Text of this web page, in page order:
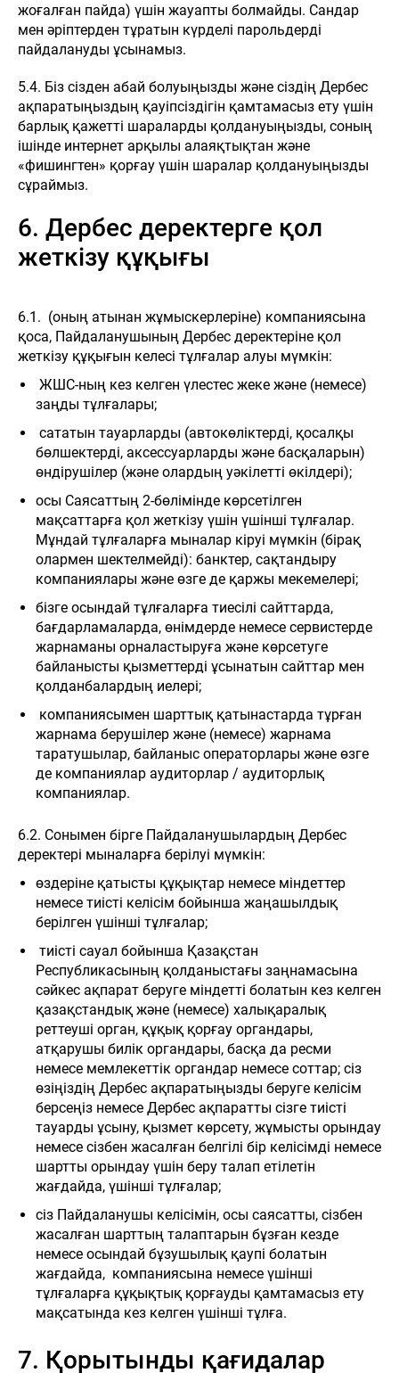
жоғалған пайда) үшін жауапты болмайды. Сандар
мен әріптерден тұратын күрделі парольдерді
пайдалануды ұсынамыз.
5.4. Біз сізден абай болуыңызды және сіздің Дербес
ақпаратыңыздың қауіпсіздігін қамтамасыз ету үшін
барлық қажетті шараларды қолдануыңызды, соның
ішінде интернет арқылы алаяқтықтан және
«фишингтен» қорғау үшін шаралар қолдануыңызды
сұраймыз.
6. Дербес деректерге қол
жеткізу құқығы
6.1. (оның атынан жұмыскерлеріне) компаниясына
қоса, Пайдаланушының Дербес деректеріне қол
жеткізу құқығын келесі тұлғалар алуы мүмкін:
ЖШС-ның кез келген үлестес жеке және (немесе)
заңды тұлғалары;
сататын тауарларды (автокөліктерді, қосалқы
бөлшектерді, аксессуарларды және басқаларын)
өндірушілер (және олардың уәкілетті өкілдері);
осы Саясаттың 2-бөлімінде көрсетілген
мақсаттарға қол жеткізу үшін үшінші тұлғалар.
Мұндай тұлғаларға мыналар кіруі мүмкін (бірақ
олармен шектелмейді): банктер, сақтандыру
компаниялары және өзге де қаржы мекемелері;
бізге осындай тұлғаларға тиесілі сайттарда,
бағдарламаларда, өнімдерде немесе сервистерде
жарнаманы орналастыруға және көрсетуге
байланысты қызметтерді ұсынатын сайттар мен
қолданбалардың иелері;
компаниясымен шарттық қатынастарда тұрған
жарнама берушілер және (немесе) жарнама
таратушылар, байланыс операторлары және өзге
де компаниялар аудиторлар / аудиторлық
компаниялар.
6.2. Сонымен бірге Пайдаланушылардың Дербес
деректері мыналарға берілуі мүмкін:
өздеріне қатысты құқықтар немесе міндеттер
немесе тиісті келісім бойынша жаңашылдық
берілген үшінші тұлғалар;
тиісті сауал бойынша Қазақстан
Республикасының қолданыстағы заңнамасына
сәйкес ақпарат беруге міндетті болатын кез келген
қазақстандық және (немесе) халықаралық
реттеуші орган, құқық қорғау органдары,
атқарушы билік органдары, басқа да ресми
немесе мемлекеттік органдар немесе соттар; сіз
өзіңіздің Дербес ақпаратыңызды беруге келісім
берсеңіз немесе Дербес ақпаратты сізге тиісті
тауарды ұсыну, қызмет көрсету, жұмысты орындау
немесе сізбен жасалған белгілі бір келісімді немесе
шартты орындау үшін беру талап етілетін
жағдайда, үшінші тұлғалар;
сіз Пайдаланушы келісімін, осы саясатты, сізбен
жасалған шарттың талаптарын бұзған кезде
немесе осындай бұзушылық қаупі болатын
жағдайда, компаниясына немесе үшінші
тұлғаларға құқықтық қорғауды қамтамасыз ету
мақсатында кез келген үшінші тұлға.
7. Қорытынды қағидалар